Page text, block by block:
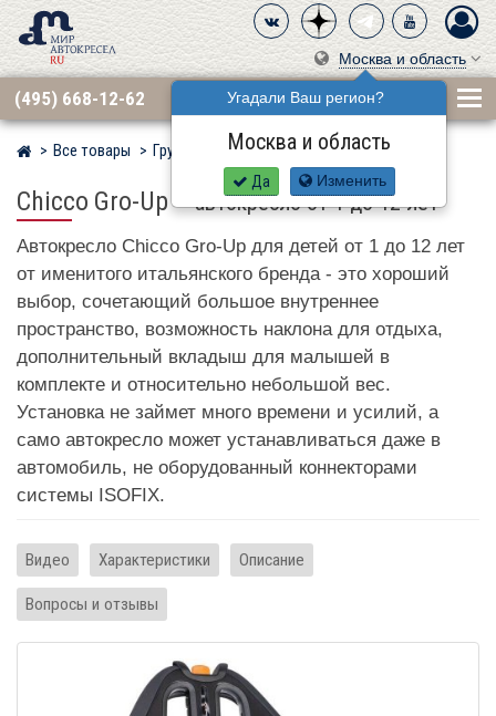
Москва и область
Угадали Ваш регион?
Москва и область
Да Изменить
(495) 668-12-62
Мир детских автокресел
Все товары Группа 1·2·3 (9–36 кг) CHICCO
Chicco Gro-Up–автокресло от 1 до 12 лет
Автокресло Chicco Gro-Up для детей от 1 до 12 лет
от именитого итальянского бренда - это хороший
выбор, сочетающий большое внутреннее
пространство, возможность наклона для отдыха,
дополнительный вкладыш для малышей в
комплекте и относительно небольшой вес.
Установка не займет много времени и усилий, а
само автокресло может устанавливаться даже в
автомобиль, не оборудованный коннекторами
системы ISOFIX.
Видео Характеристики Описание
Вопросы и отзывы